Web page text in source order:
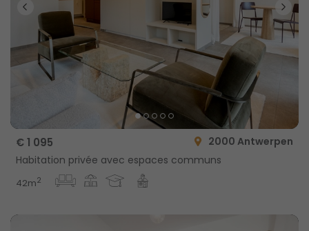
€ 1 095
2000 Antwerpen
Habitation privée avec espaces communs
42m2